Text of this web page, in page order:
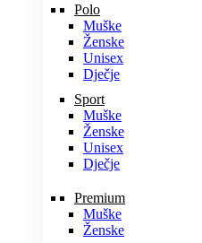
Polo
Muške
Ženske
Unisex
Dječje
Sport
Muške
Ženske
Unisex
Dječje
Premium
Muške
Ženske